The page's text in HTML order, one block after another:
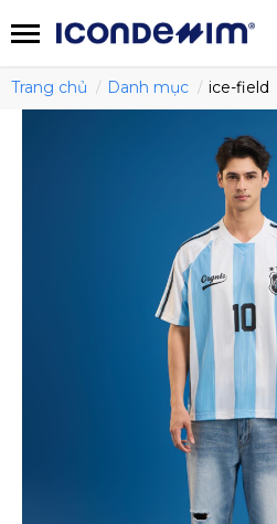
Trang chủ Danh mục ice-field